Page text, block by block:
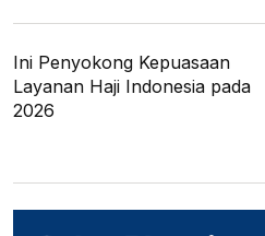
Ini Penyokong Kepuasaan
Layanan Haji Indonesia pada
2026